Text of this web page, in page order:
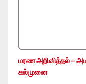
மரண அறிவித்தல் –
கல்முனை